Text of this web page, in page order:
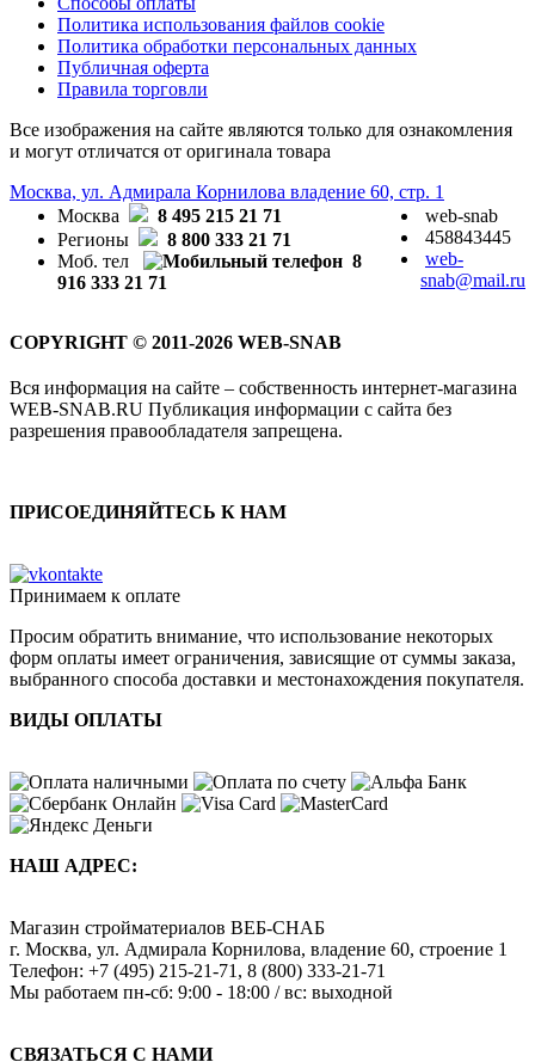
Политика использования файлов cookie
Политика обработки персональных данных
Публичная оферта
Правила торговли
Все изображения на сайте являются только для ознакомления
и могут отличатся от оригинала товара
Москва, ул. Адмирала Корнилова владение 60, стр. 1
Москва
8 495 215 21 71
Регионы
8 800 333 21 71
Моб. тел
8
916 333 21 71
web-snab
458843445
web-
snab@mail.ru
COPYRIGHT © 2011-2026 WEB-SNAB
Вся информация на сайте – собственность интернет-магазина
WEB-SNAB.RU Публикация информации с сайта без
разрешения правообладателя запрещена.
ПРИСОЕДИНЯЙТЕСЬ К НАМ
Принимаем к оплате
Просим обратить внимание, что использование некоторых
форм оплаты имеет ограничения, зависящие от суммы заказа,
выбранного способа доставки и местонахождения покупателя.
ВИДЫ ОПЛАТЫ
НАШ АДРЕС:
Магазин стройматериалов ВЕБ-СНАБ
г. Москва, ул. Адмирала Корнилова, владение 60, строение 1
Телефон: +7 (495) 215-21-71 , 8 (800) 333-21-71
Мы работаем пн-сб: 9:00 - 18:00 / вс: выходной
СВЯЗАТЬСЯ С НАМИ